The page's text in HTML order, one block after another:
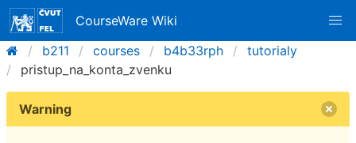
CourseWare Wiki
b211
courses b4b33rph
tutorialy
pristup_na_konta_zvenku
Warning